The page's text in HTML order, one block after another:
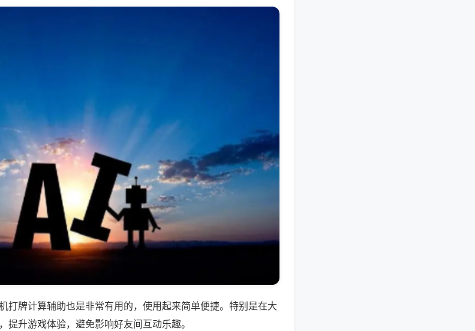
打牌计算辅助也是非常有用的，使用起来简单便捷。特别是在大
提升游戏体验，避免影响好友间互动乐趣。